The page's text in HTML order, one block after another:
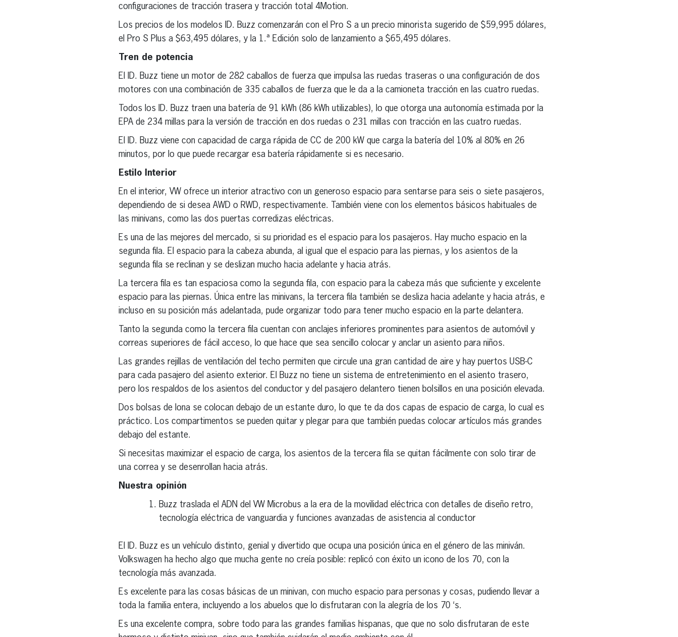
configuraciones de tracción trasera y tracción total 4Motion.
Los precios de los modelos ID. Buzz comenzarán con el Pro S a un precio minorista sugerido de $59,995 dólares,
el Pro S Plus a $63,495 dólares, y la 1.ª Edición solo de lanzamiento a $65,495 dólares.
Tren de potencia
El ID. Buzz tiene un motor de 282 caballos de fuerza que impulsa las ruedas traseras o una configuración de dos
motores con una combinación de 335 caballos de fuerza que le da a la camioneta tracción en las cuatro ruedas.
Todos los ID. Buzz traen una batería de 91 kWh (86 kWh utilizables), lo que otorga una autonomía estimada por la
EPA de 234 millas para la versión de tracción en dos ruedas o 231 millas con tracción en las cuatro ruedas.
El ID. Buzz viene con capacidad de carga rápida de CC de 200 kW que carga la batería del 10% al 80% en 26
minutos, por lo que puede recargar esa batería rápidamente si es necesario.
Estilo Interior
En el interior, VW ofrece un interior atractivo con un generoso espacio para sentarse para seis o siete pasajeros,
dependiendo de si desea AWD o RWD, respectivamente. También viene con los elementos básicos habituales de
las minivans, como las dos puertas corredizas eléctricas.
Es una de las mejores del mercado, si su prioridad es el espacio para los pasajeros. Hay mucho espacio en la
segunda fila. El espacio para la cabeza abunda, al igual que el espacio para las piernas, y los asientos de la
segunda fila se reclinan y se deslizan mucho hacia adelante y hacia atrás.
La tercera fila es tan espaciosa como la segunda fila, con espacio para la cabeza más que suficiente y excelente
espacio para las piernas. Única entre las minivans, la tercera fila también se desliza hacia adelante y hacia atrás, e
incluso en su posición más adelantada, pude organizar todo para tener mucho espacio en la parte delantera.
Tanto la segunda como la tercera fila cuentan con anclajes inferiores prominentes para asientos de automóvil y
correas superiores de fácil acceso, lo que hace que sea sencillo colocar y anclar un asiento para niños.
Las grandes rejillas de ventilación del techo permiten que circule una gran cantidad de aire y hay puertos USB-C
para cada pasajero del asiento exterior. El Buzz no tiene un sistema de entretenimiento en el asiento trasero,
pero los respaldos de los asientos del conductor y del pasajero delantero tienen bolsillos en una posición elevada.
Dos bolsas de lona se colocan debajo de un estante duro, lo que te da dos capas de espacio de carga, lo cual es
práctico. Los compartimentos se pueden quitar y plegar para que también puedas colocar artículos más grandes
debajo del estante.
Si necesitas maximizar el espacio de carga, los asientos de la tercera fila se quitan fácilmente con solo tirar de
una correa y se desenrollan hacia atrás.
Nuestra opinión
Buzz traslada el ADN del VW Microbus a la era de la movilidad eléctrica con detalles de diseño retro,
tecnología eléctrica de vanguardia y funciones avanzadas de asistencia al conductor
El ID. Buzz es un vehículo distinto, genial y divertido que ocupa una posición única en el género de las miniván.
Volkswagen ha hecho algo que mucha gente no creía posible: replicó con éxito un icono de los 70, con la
tecnología más avanzada.
Es excelente para las cosas básicas de un minivan, con mucho espacio para personas y cosas, pudiendo llevar a
toda la familia entera, incluyendo a los abuelos que lo disfrutaran con la alegría de los 70 ‘s.
Es una excelente compra, sobre todo para las grandes familias hispanas, que que no solo disfrutaran de este